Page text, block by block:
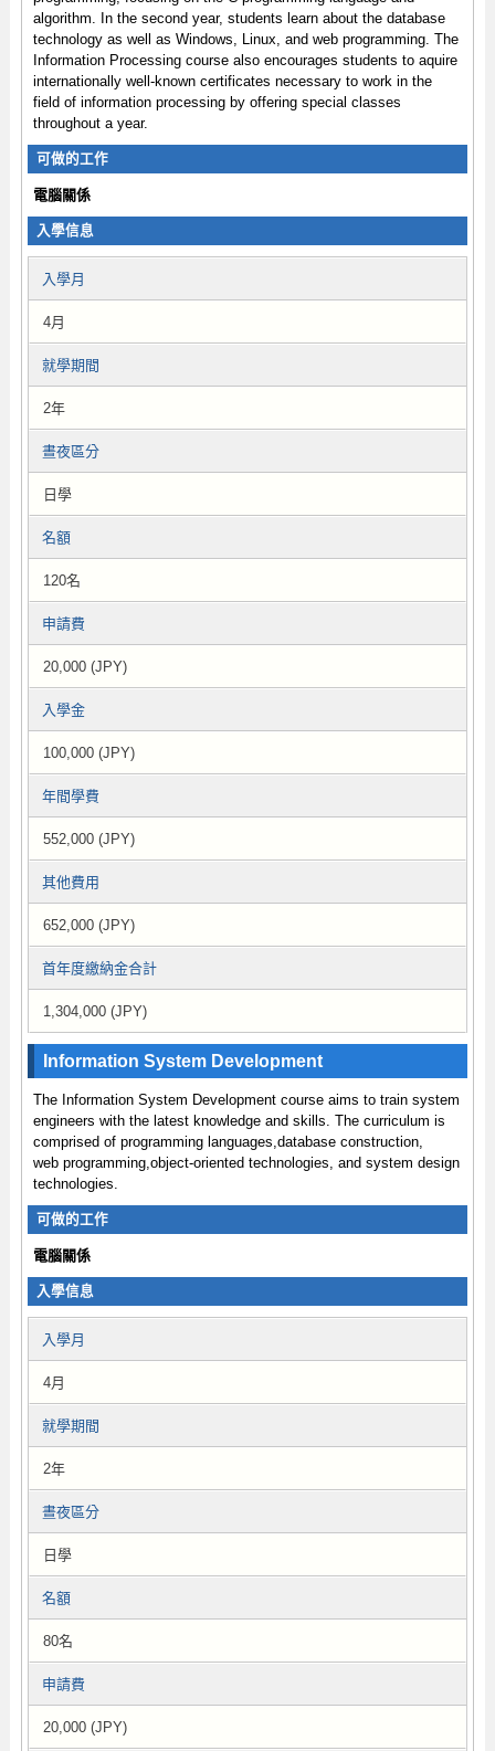
algorithm. In the second year, students learn about the database
technology as well as Windows, Linux, and web programming. The
Information Processing course also encourages students to aquire
internationally well-known certificates necessary to work in the
field of information processing by offering special classes
throughout a year.
可做的工作
電腦關係
入學信息
入學月
4月
就學期間
2年
晝夜區分
日學
名額
120名
申請費
20,000 (JPY)
入學金
100,000 (JPY)
年間學費
552,000 (JPY)
其他費用
652,000 (JPY)
首年度繳納金合計
1,304,000 (JPY)
Information System Development
The Information System Development course aims to train system
engineers with the latest knowledge and skills. The curriculum is
comprised of programming languages,database construction,
web programming,object-oriented technologies, and system design
technologies.
可做的工作
電腦關係
入學信息
入學月
4月
就學期間
2年
晝夜區分
日學
名額
80名
申請費
20,000 (JPY)